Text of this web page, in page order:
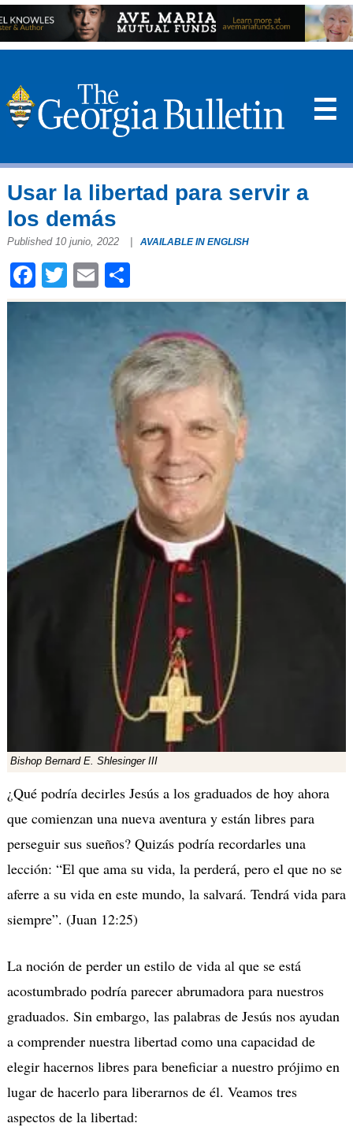
☰
Usar la libertad para servir a
los demás
Published 10 junio, 2022 AVAILABLE IN ENGLISH
Facebook
Twitter
EmailCompartir
Bishop Bernard E. Shlesinger III
¿Qué podría decirles Jesús a los graduados de hoy ahora
que comienzan una nueva aventura y están libres para
perseguir sus sueños? Quizás podría recordarles una
lección: “El que ama su vida, la perderá, pero el que no se
aferre a su vida en este mundo, la salvará. Tendrá vida para
siempre”. (Juan 12:25)
La noción de perder un estilo de vida al que se está
acostumbrado podría parecer abrumadora para nuestros
graduados. Sin embargo, las palabras de Jesús nos ayudan
a comprender nuestra libertad como una capacidad de
elegir hacernos libres para beneficiar a nuestro prójimo en
lugar de hacerlo para liberarnos de él. Veamos tres
aspectos de la libertad: